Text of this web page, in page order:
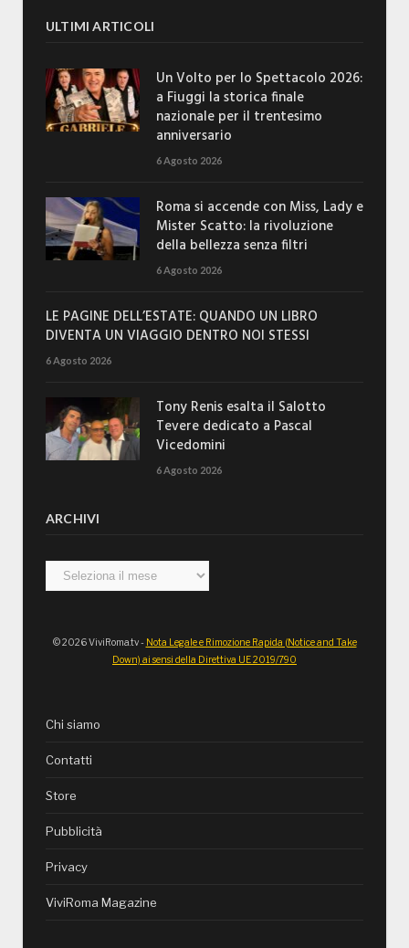
ULTIMI ARTICOLI
Un Volto per lo Spettacolo 2026:
a Fiuggi la storica finale
nazionale per il trentesimo
anniversario
6 Agosto 2026
Roma si accende con Miss, Lady e
Mister Scatto: la rivoluzione
della bellezza senza filtri
6 Agosto 2026
LE PAGINE DELL’ESTATE: QUANDO UN LIBRO
DIVENTA UN VIAGGIO DENTRO NOI STESSI
6 Agosto 2026
Tony Renis esalta il Salotto
Tevere dedicato a Pascal
Vicedomini
6 Agosto 2026
ARCHIVI
Archivi
© 2026 ViviRoma.tv - Nota Legale e Rimozione Rapida (Notice and Take
Down) ai sensi della Direttiva UE 2019/790
Chi siamo
Contatti
Store
Pubblicità
Privacy
ViviRoma Magazine